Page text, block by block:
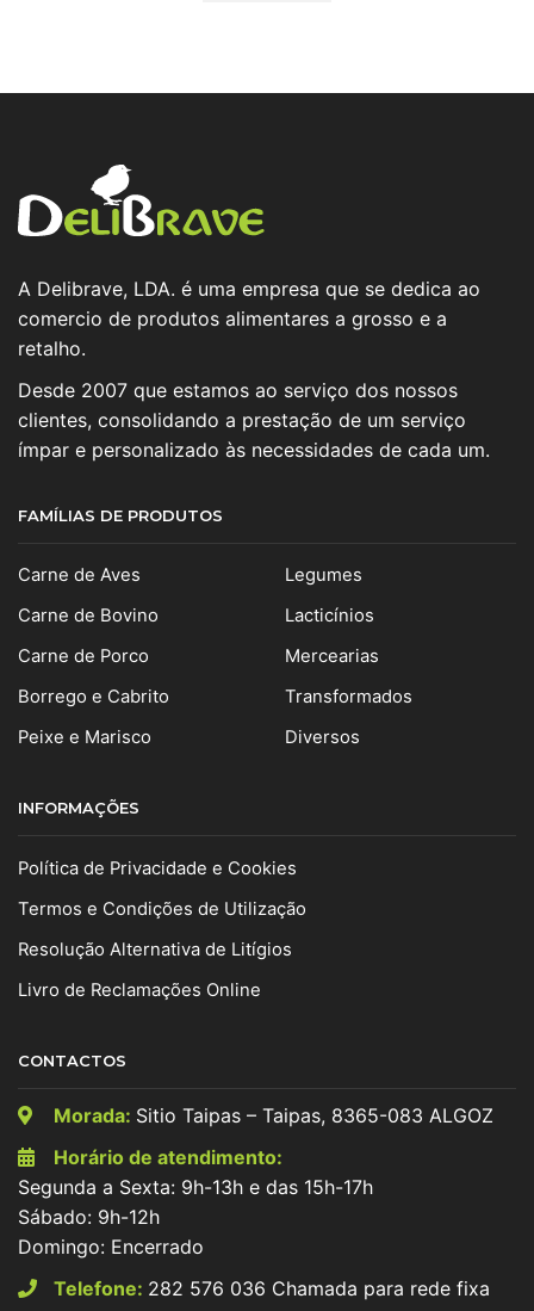
A Delibrave, LDA. é uma empresa que se dedica ao
comercio de produtos alimentares a grosso e a
retalho.
Desde 2007 que estamos ao serviço dos nossos
clientes, consolidando a prestação de um serviço
ímpar e personalizado às necessidades de cada um.
FAMÍLIAS DE PRODUTOS
Carne de Aves
Carne de Bovino
Carne de Porco
Borrego e Cabrito
Peixe e Marisco
Legumes
Lacticínios
Mercearias
Transformados
Diversos
INFORMAÇÕES
Política de Privacidade e Cookies
Termos e Condições de Utilização
Resolução Alternativa de Litígios
Livro de Reclamações Online
CONTACTOS
Morada: Sitio Taipas – Taipas, 8365-083 ALGOZ
Horário de atendimento:
Segunda a Sexta: 9h-13h e das 15h-17h
Sábado: 9h-12h
Domingo: Encerrado
Telefone: 282 576 036 Chamada para rede fixa